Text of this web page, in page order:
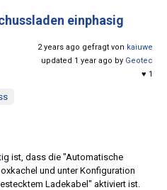
einphasig
2 years ago gefragt von kaiuwe
updated 1 year ago by Geotec
♥ 1
ist, dass die "Automatische
und unter Konfiguration
Ladekabel" aktiviert ist.